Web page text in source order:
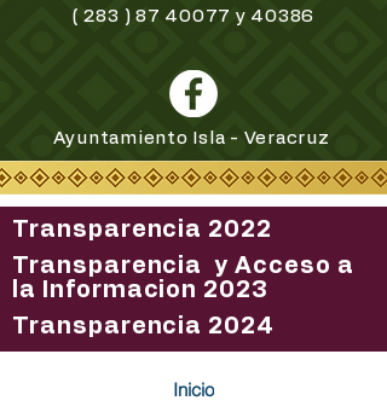
( 283 ) 87 40077 y 40386
Ayuntamiento Isla - Veracruz
Transparencia 2022
Transparencia y Acceso a
la Informacion 2023
Transparencia 2024
Inicio